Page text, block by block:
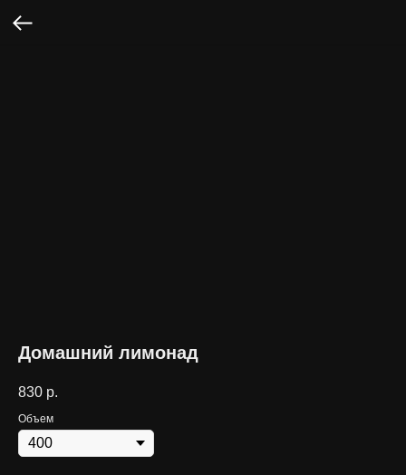
Домашний лимонад
830 р.
Объем